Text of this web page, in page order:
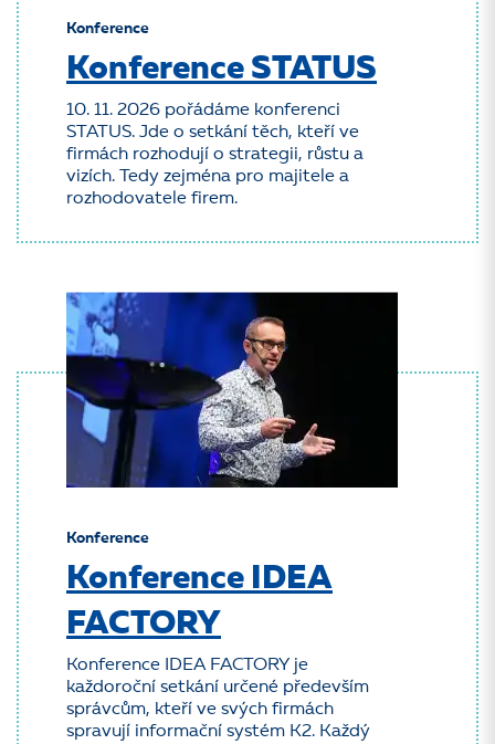
Konference
Konference STATUS
10. 11. 2026 pořádáme konferenci
STATUS. Jde o setkání těch, kteří ve
firmách rozhodují o strategii, růstu a
vizích. Tedy zejména pro majitele a
rozhodovatele firem.
Konference
Konference IDEA
FACTORY
Konference IDEA FACTORY je
každoroční setkání určené především
správcům, kteří ve svých firmách
spravují informační systém K2. Každý